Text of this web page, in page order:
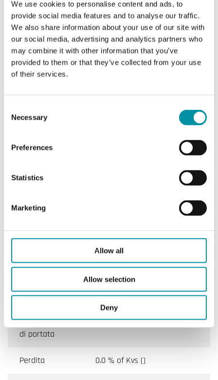
We use cookies to personalise content and ads, to
provide social media features and to analyse our traffic.
We also share information about your use of our site with
our social media, advertising and analytics partners who
may combine it with other information that you’ve
provided to them or that they’ve collected from your use
of their services.
Selection
Necessary
Preferences
Statistics
Marketing
Allow all
Allow selection
Deny
Nipplo Ghisa malleabile zincata
Coperchio Ottone DZR CW511L
Tipo di valvola
Caratteristiche di VFMD, Valvole di Regolazione a
40
nominale
PN16
collegamento
BSP filettato esternamente
according to ISO 228/1
Caratteristiche
di portata
Lineare
Perdita 0.0 % of Kvs ()